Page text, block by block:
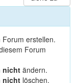
erstellen.
Forum
nicht ändern.
nicht löschen.